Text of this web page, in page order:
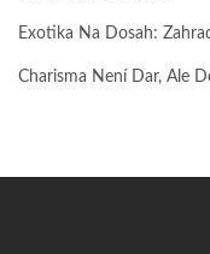
Exotika Na Dosah:
Charisma Není Dar, Ale